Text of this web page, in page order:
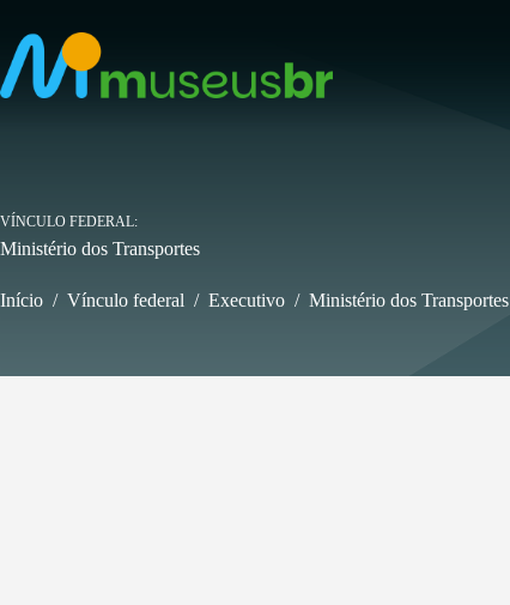
para
conteúdo
VÍNCULO FEDERAL
Ministério dos Transportes
Início / Vínculo federal / Executivo / Ministério dos Transportes